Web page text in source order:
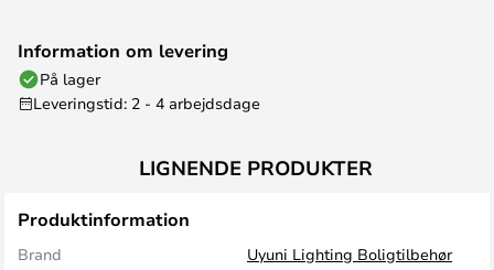
Information om levering
På lager
Leveringstid: 2 - 4 arbejdsdage
LIGNENDE PRODUKTER
Produktinformation
Brand
Uyuni Lighting Boligtilbehør